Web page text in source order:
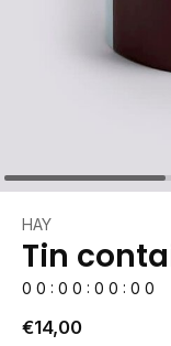
HAY
Tin
0 0 : 0 0 : 0 0 : 0 0
€14,00